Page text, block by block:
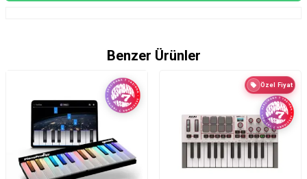
Benzer Ürünler
Özel Fiyat